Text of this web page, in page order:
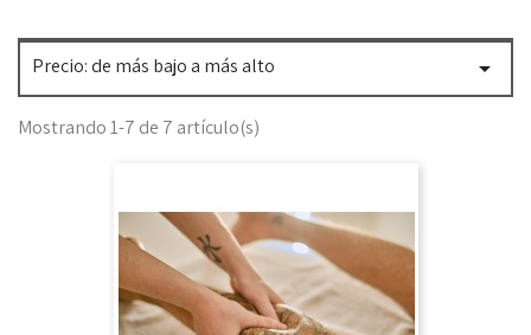
Precio: de más bajo a más alto 
Mostrando 1-7 de 7 artículo(s)